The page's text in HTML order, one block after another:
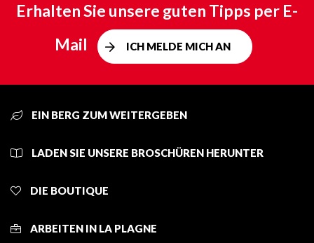
Erhalten Sie unsere guten Tipps per E-
Mail
ICH MELDE MICH AN
EIN BERG ZUM WEITERGEBEN
LADEN SIE UNSERE BROSCHÜREN HERUNTER
DIE BOUTIQUE
ARBEITEN IN LA PLAGNE